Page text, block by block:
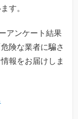
す。
アンケート結果
険な業者に騙さ
報をお届けしま